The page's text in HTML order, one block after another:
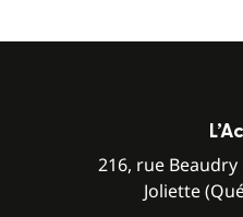
216, rue
Joliette